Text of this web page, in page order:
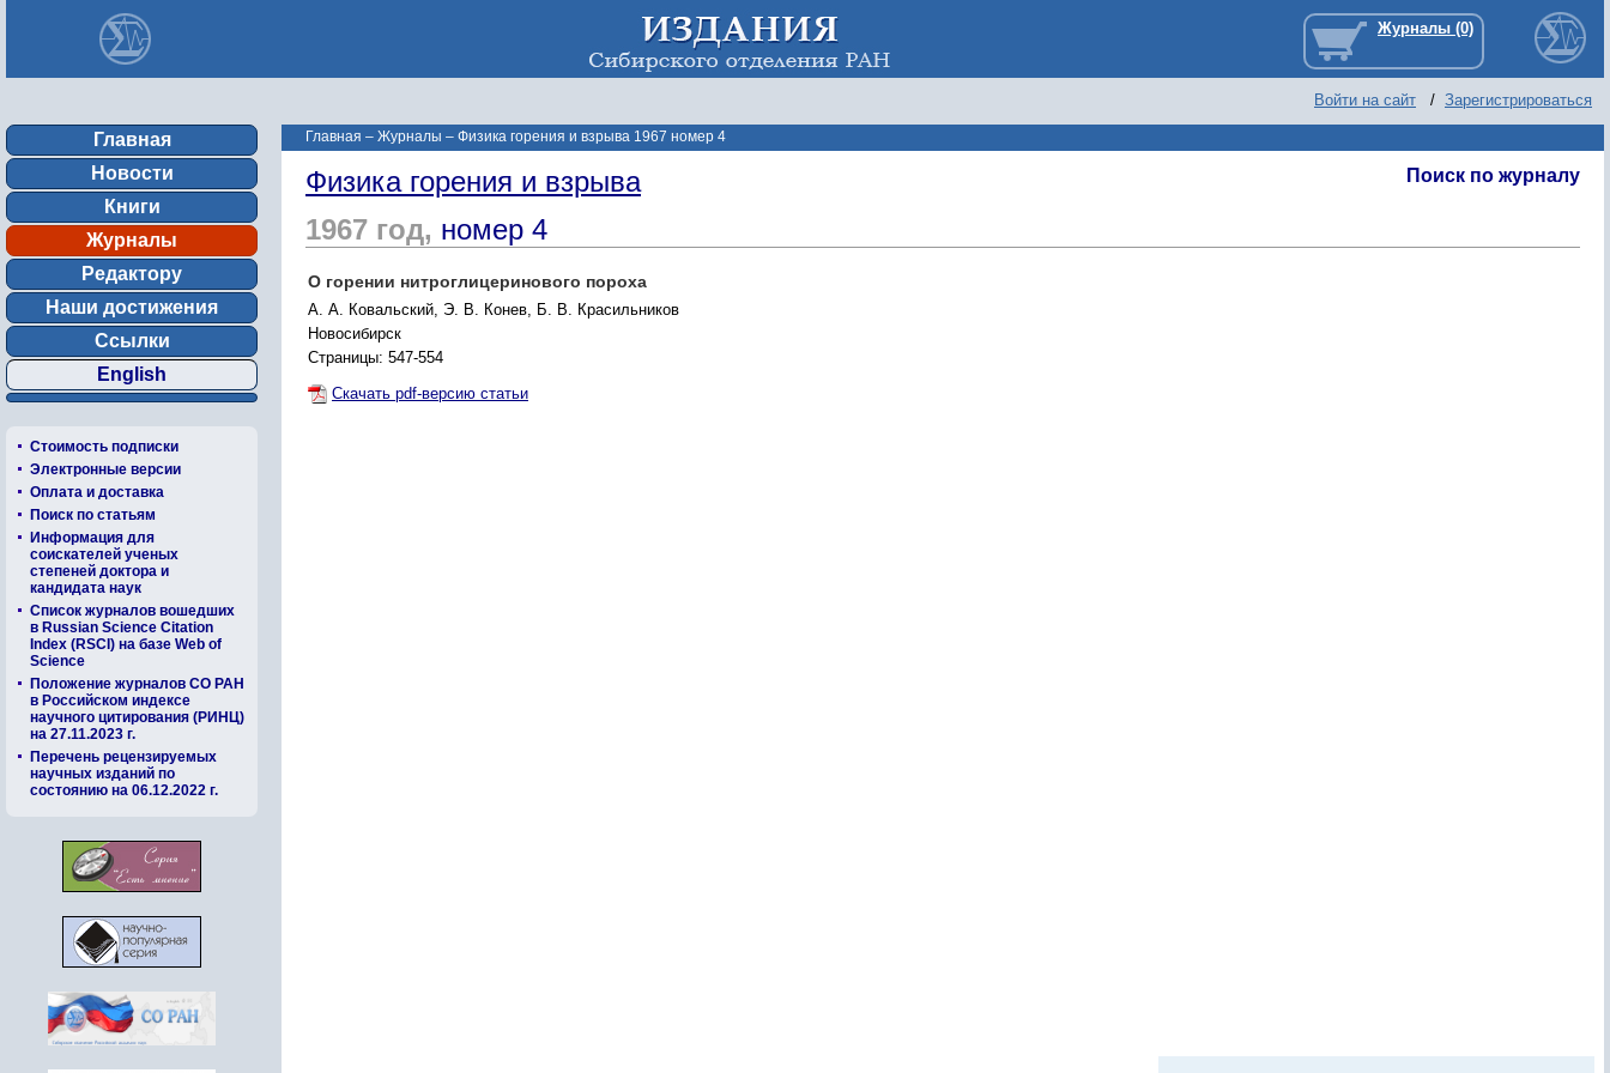
Войти на сайт / Зарегистрироваться
Главная
Новости
Книги
Журналы
Редактору
Наши достижения
Ссылки
English
Стоимость подписки
Электронные версии
Оплата и доставка
Поиск по статьям
Информация для
соискателей ученых
степеней доктора и
кандидата наук
Список журналов вошедших
в Russian Science Citation
Index (RSCI) на базе Web of
Science
Положение журналов СО РАН
в Российском индексе
научного цитирования (РИНЦ)
на 27.11.2023 г.
Перечень рецензируемых
научных изданий по
состоянию на 06.12.2022 г.
Главная – Журналы – Физика горения и взрыва 1967 номер 4
Поиск по журналу
Физика горения и взрыва
1967 год, номер 4
О горении нитроглицеринового пороха
А. А. Ковальский, Э. В. Конев, Б. В. Красильников
Новосибирск
Страницы: 547-554
Скачать pdf-версию статьи